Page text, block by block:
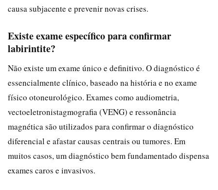
causa subjacente e prevenir novas crises.
Existe exame específico para confirmar
labirintite?
Não existe um exame único e definitivo. O diagnóstico é
essencialmente clínico, baseado na história e no exame
físico otoneurológico. Exames como audiometria,
vectoeletronistagmografia (VENG) e ressonância
magnética são utilizados para confirmar o diagnóstico
diferencial e afastar causas centrais ou tumores. Em
muitos casos, um diagnóstico bem fundamentado dispensa
exames caros e invasivos.